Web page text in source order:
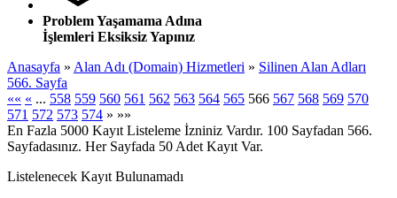
Problem Yaşamama Adına
İşlemleri Eksiksiz Yapınız
Anasayfa » Alan Adı (Domain) Hizmetleri » Silinen Alan Adları
566. Sayfa
«« « ... 558 559 560 561 562 563 564 565 566 567 568 569 570
571 572 573 574 » »»
En Fazla 5000 Kayıt Listeleme İzniniz Vardır. 100 Sayfadan 566.
Sayfadasınız. Her Sayfada 50 Adet Kayıt Var.
Listelenecek Kayıt Bulunamadı